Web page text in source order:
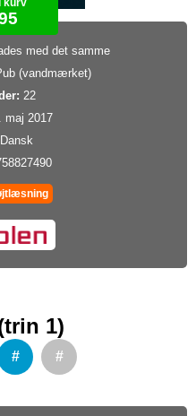
kurv
med det samme
(vandmærket)
22
maj 2017
Dansk
1)
# #